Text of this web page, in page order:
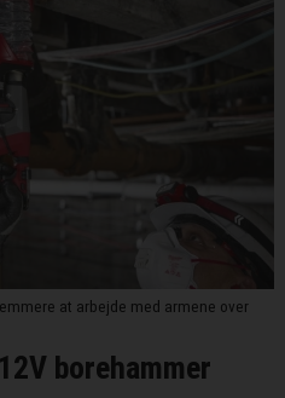
at arbejde med armene over
borehammer